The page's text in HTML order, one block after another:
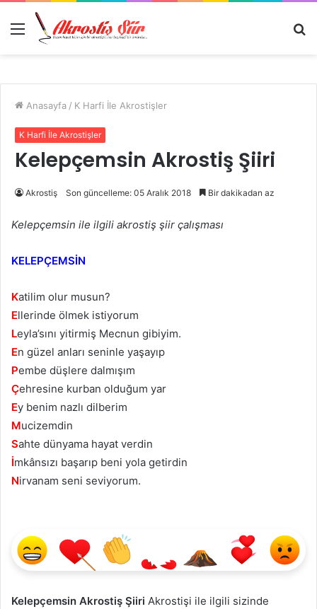
Menü
Anasayfa / K Harfi İle Akrostişler
K Harfi İle Akrostişler
Kelepçemsin Akrostiş Şiiri
Akrostiş Son güncelleme: 05 Aralık 2018 Bir dakikadan az
Kelepçemsin ile ilgili akrostiş şiir çalışması
KELEPÇEMSİN
Katilim olur musun?
Ellerinde ölmek istiyorum
Leyla’sını yitirmiş Mecnun gibiyim.
En güzel anları seninle yaşayıp
Pembe düşlere dalmışım
Çehresine kurban olduğum yar
Ey benim nazlı dilberim
Mucizemdin
Sahte dünyama hayat verdin
İmkânsızı başarıp beni yola getirdin
Nirvanam seni seviyorum.
Kelepçemsin Akrostiş Şiiri Akrostişi ile ilgili sizinde